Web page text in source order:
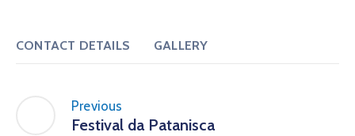
CONTACT DETAILS GALLERY
Previous
Festival da Patanisca